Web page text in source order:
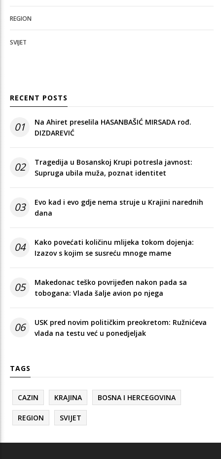
REGION
SVIJET
RECENT POSTS
01
Na Ahiret preselila HASANBAŠIĆ MIRSADA rođ.
DIZDAREVIĆ
02
Tragedija u Bosanskoj Krupi potresla javnost:
Supruga ubila muža, poznat identitet
03
Evo kad i evo gdje nema struje u Krajini narednih
dana
04
Kako povećati količinu mlijeka tokom dojenja:
Izazov s kojim se susreću mnoge mame
05
Makedonac teško povrijeđen nakon pada sa
tobogana: Vlada šalje avion po njega
06
USK pred novim političkim preokretom: Ružnićeva
vlada na testu već u ponedjeljak
TAGS
CAZIN KRAJINA BOSNA I HERCEGOVINA
REGION SVIJET